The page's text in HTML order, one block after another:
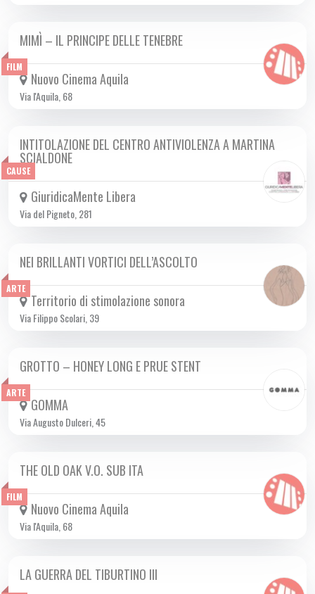
FILM
DA MER 22/11 A MER 29/11 2023
MIMÌ – IL PRINCIPE DELLE TENEBRE
Nuovo Cinema Aquila
Via l'Aquila, 68
CAUSE
VEN 24/11 2023
INTITOLAZIONE DEL CENTRO ANTIVIOLENZA A MARTINA
SCIALDONE
GiuridicaMente Libera
Via del Pigneto, 281
ARTE
VEN 24/11 2023
NEI BRILLANTI VORTICI DELL’ASCOLTO
Territorio di stimolazione sonora
Via Filippo Scolari, 39
ARTE
VEN 24/11 2023
GROTTO – HONEY LONG E PRUE STENT
GOMMA
Via Augusto Dulceri, 45
FILM
DA SAB 09/12 A MAR 19/12 2023
THE OLD OAK V.O. SUB ITA
Nuovo Cinema Aquila
Via l'Aquila, 68
DA GIO 02/11 A MER 29/11 2023
LA GUERRA DEL TIBURTINO III